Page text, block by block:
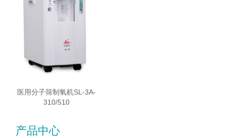
医用分子筛制氧机SL-3A-
310/510
产品中心